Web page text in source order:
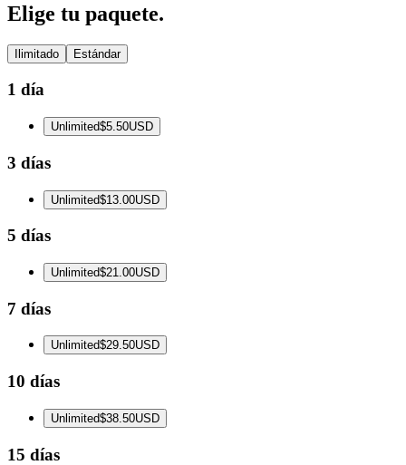
Elige tu paquete.
Ilimitado Estándar
1 día
Unlimited$5.50USD
3 días
Unlimited$13.00USD
5 días
Unlimited$21.00USD
7 días
Unlimited$29.50USD
10 días
Unlimited$38.50USD
15 días